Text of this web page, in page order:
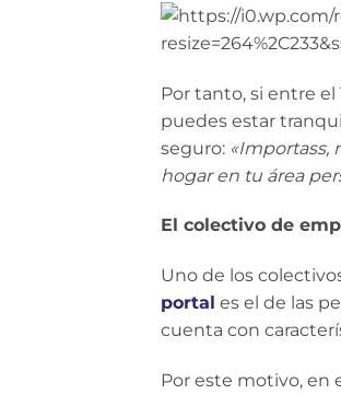
Por tanto, si entre
puedes estar
seguro: «Importass,
hogar en tu área
El colectivo de
Uno de los
portal es el de las
cuenta con
Por este motivo, en